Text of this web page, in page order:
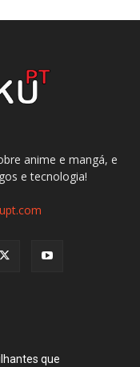
anime e mangá, e
e tecnologia!
que